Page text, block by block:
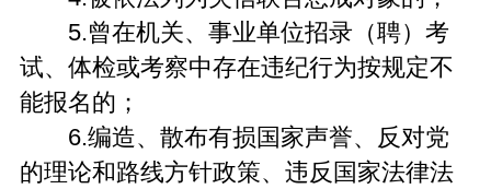
5.曾在机关、事业单位招录（聘）考
试、体检或考察中存在违纪行为按规定不
能报名的；
6.编造、散布有损国家声誉、反对党
的理论和路线方针政策、违反国家法律法